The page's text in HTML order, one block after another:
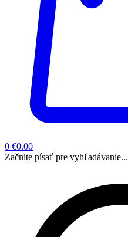
0 €0.00
Začnite písať pre vyhľadávanie...